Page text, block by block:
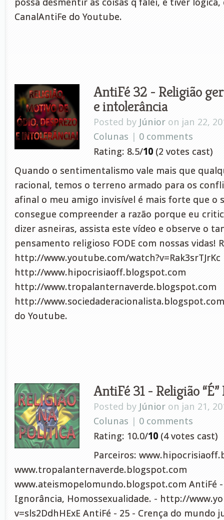
CanalAntiFe do Youtube.
AntiFé 32 - Religião
e intolerância
Posted by Júnior on jan 22,
Colunas | 0 comments
Rating: 8.5/10 (2 votes cast)
Quando o sentimentalismo vale mais que
racional, temos o terreno armado para os
afinal o meu amigo invisível é mais forte que o
consegue compreender a razão porque eu
dizer asneiras, assista este vídeo e observe o
pensamento religioso FODE com nossas vidas!
http://www.youtube.com/watch?v=Rak3srTJrKc
http://www.hipocrisiaoff.blogspot.com
http://www.tropalanternaverde.blogspot.com
http://
do Youtube.
AntiFé 31 - Religião
Posted by Júnior on jan 21,
Colunas | 0 comments
Rating: 10.0/10 (4 votes cast)
Parceiros:
www.tropalanternaverde.blogspot.com
www.ateismopelomundo.blogspot.com AntiFé
Ignorância, Homossexualidade. - http://
v=sls2DdhHExE AntiFé - 25 - Crença do mundo